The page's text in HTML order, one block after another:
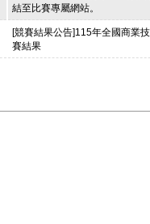
結至比賽專屬網站。
[競賽結果公告]115年全國商業
賽結果